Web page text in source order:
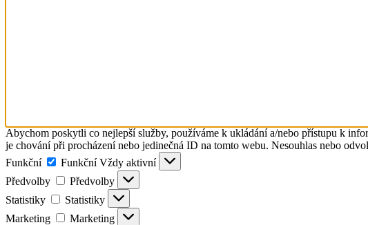
Abychom poskytli co nejlepší služby, používáme k ukládání a/nebo přístupu k
je chování při procházení nebo jedinečná ID na tomto webu. Nesouhlas nebo
Funkční
Funkční Vždy aktivní
Předvolby
Předvolby
Statistiky
Statistiky
Marketing
Marketing